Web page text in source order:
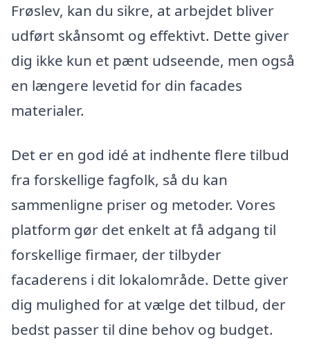
Frøslev, kan du sikre, at arbejdet bliver
udført skånsomt og effektivt. Dette giver
dig ikke kun et pænt udseende, men også
en længere levetid for din facades
materialer.
Det er en god idé at indhente flere tilbud
fra forskellige fagfolk, så du kan
sammenligne priser og metoder. Vores
platform gør det enkelt at få adgang til
forskellige firmaer, der tilbyder
facaderens i dit lokalområde. Dette giver
dig mulighed for at vælge det tilbud, der
bedst passer til dine behov og budget.